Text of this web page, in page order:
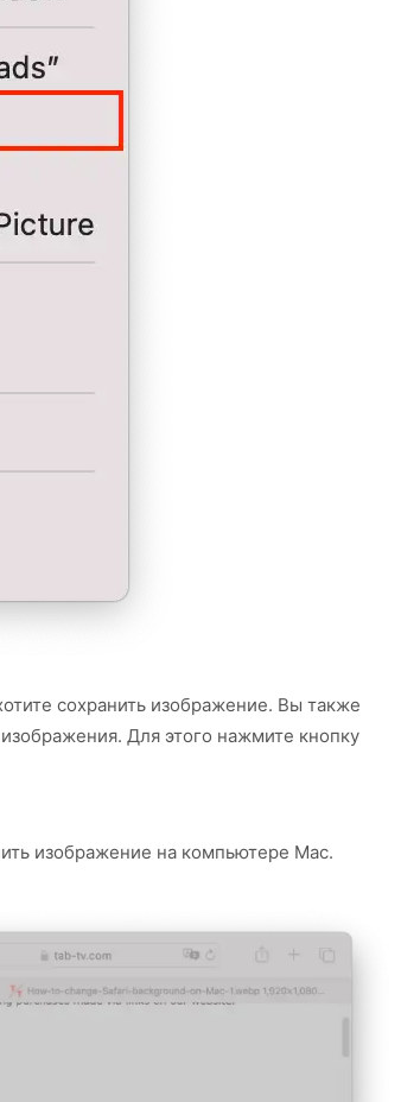
сохранить изображение. Вы также
Для этого нажмите кнопку
изображение на компьютере Mac.